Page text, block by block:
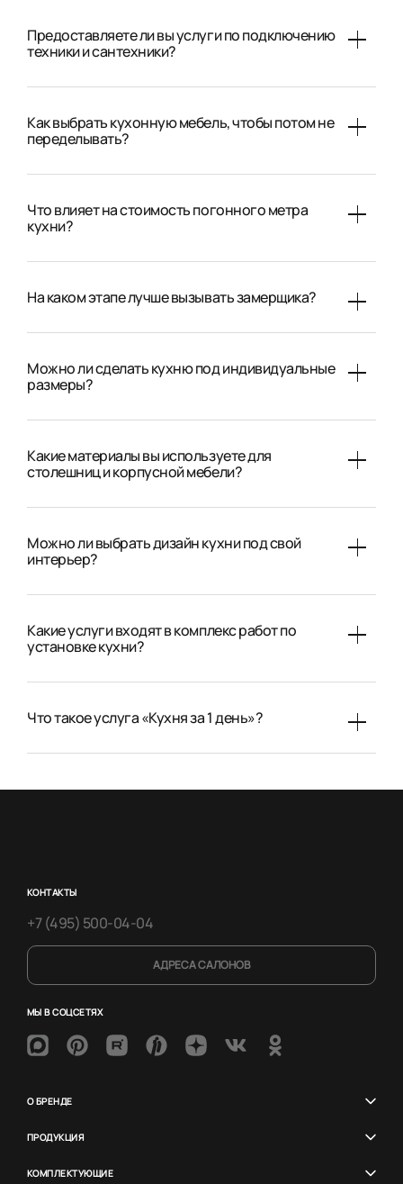
Предоставляете ли вы услуги по подключению
техники и сантехники?
Как выбрать кухонную мебель, чтобы потом не
переделывать?
Что влияет на стоимость погонного метра
кухни?
На каком этапе лучше вызывать замерщика?
Можно ли сделать кухню под индивидуальные
размеры?
Какие материалы вы используете для
столешниц и корпусной мебели?
Можно ли выбрать дизайн кухни под свой
интерьер?
Какие услуги входят в комплекс работ по
установке кухни?
Что такое услуга «Кухня за 1 день»?
КОНТАКТЫ
+7 (495) 500-04-04
АДРЕСА САЛОНОВ
МЫ В СОЦСЕТЯХ
О БРЕНДЕ
ПРОДУКЦИЯ
КОМПЛЕКТУЮЩИЕ